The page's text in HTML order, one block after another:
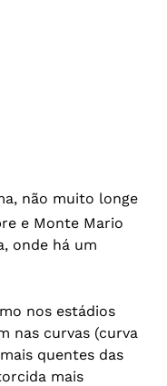
não muito longe
e Monte Mario
onde há um
nos estádios
nas curvas (curva
quentes das
mais